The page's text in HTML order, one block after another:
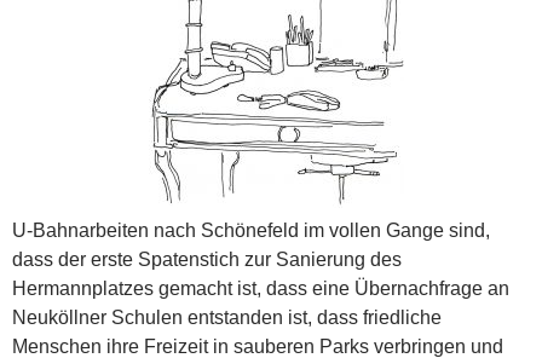
U-Bahnarbeiten nach Schönefeld im vollen Gange sind,
dass der erste Spatenstich zur Sanierung des
Hermannplatzes gemacht ist, dass eine Übernachfrage an
Neuköllner Schulen entstanden ist, dass friedliche
Menschen ihre Freizeit in sauberen Parks verbringen und